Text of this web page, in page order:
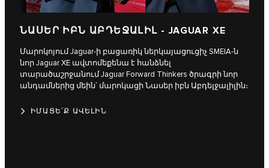
ՆԱՍԵՐ ԻԲՆ ԱԲԴԵՋԱԼԻԼ - JAGUAR XE
Մարոկոյում Jaguar-ի բացառիկ ներկայացուցիչ SMEIA-ն
նոր Jaguar XE ավտոմեքենա է հանձնել
տարածաշրջանում Jaguar Forward Thinkers ծրագրի նոր
անդամներից մեին՝ մարոկացի Նասեր իբն Աբդելջալիլին։
ԻՄԱՑԵ՛Ք ԱՎԵԼԻՆ